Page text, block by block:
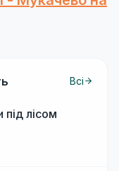
Всі
лісом